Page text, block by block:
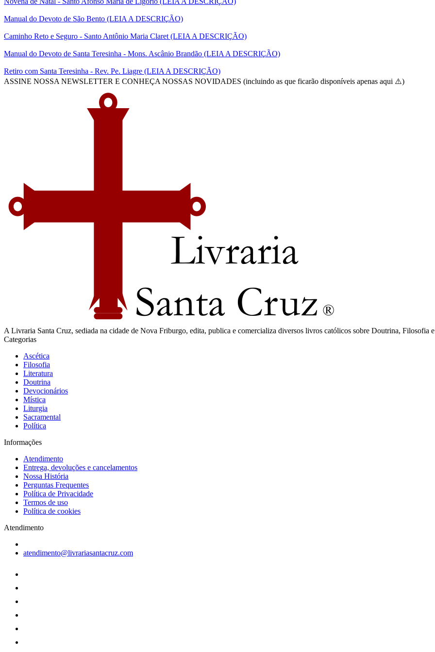
Manual do Devoto de São Bento (LEIA A DESCRIÇÃO)
Caminho Reto e Seguro - Santo Antônio Maria Claret (LEIA A DESCRIÇÃO)
Manual do Devoto de Santa Teresinha - Mons. Ascânio Brandão (LEIA A DESCRIÇÃO)
Retiro com Santa Teresinha - Rev. Pe. Liagre (LEIA A DESCRIÇÃO)
ASSINE NOSSA NEWSLETTER E CONHEÇA NOSSAS NOVIDADES (incluindo as que ficarão disponíveis apenas aqui ⚠️)
A Livraria Santa Cruz, sediada na cidade de Nova Friburgo, edita, publica e comercializa diversos livros católicos sobre Doutrina, Filosofia
Categorias
Ascética
Filosofia
Literatura
Doutrina
Devocionários
Mística
Liturgia
Sacramental
Política
Informações
Atendimento
Entrega, devoluções e cancelamentos
Nossa História
Perguntas Frequentes
Política de Privacidade
Termos de uso
Política de cookies
Atendimento
atendimento@livrariasantacruz.com